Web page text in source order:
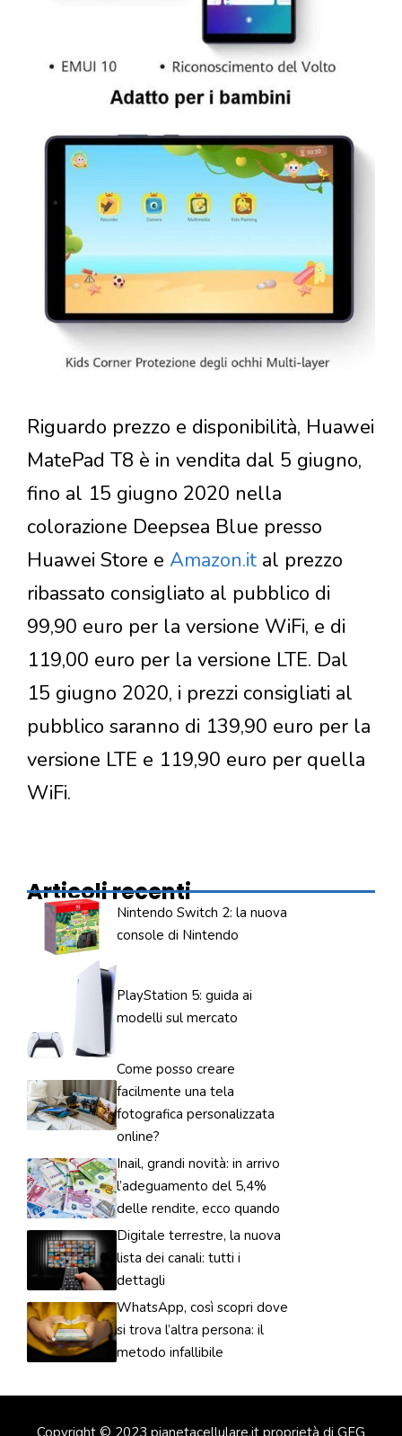
Riguardo prezzo e disponibilità, Huawei
MatePad T8 è in vendita dal 5 giugno,
fino al 15 giugno 2020 nella
colorazione Deepsea Blue presso
Huawei Store e Amazon.it al prezzo
ribassato consigliato al pubblico di
99,90 euro per la versione WiFi, e di
119,00 euro per la versione LTE. Dal
15 giugno 2020, i prezzi consigliati al
pubblico saranno di 139,90 euro per la
versione LTE e 119,90 euro per quella
WiFi.
Articoli recenti
Nintendo Switch 2: la nuova
console di Nintendo
PlayStation 5: guida ai
modelli sul mercato
Come posso creare
facilmente una tela
fotografica personalizzata
online?
Inail, grandi novità: in arrivo
l’adeguamento del 5,4%
delle rendite, ecco quando
Digitale terrestre, la nuova
lista dei canali: tutti i
dettagli
WhatsApp, così scopri dove
si trova l’altra persona: il
metodo infallibile
Copyright © 2023 pianetacellulare.it proprietà di GFG